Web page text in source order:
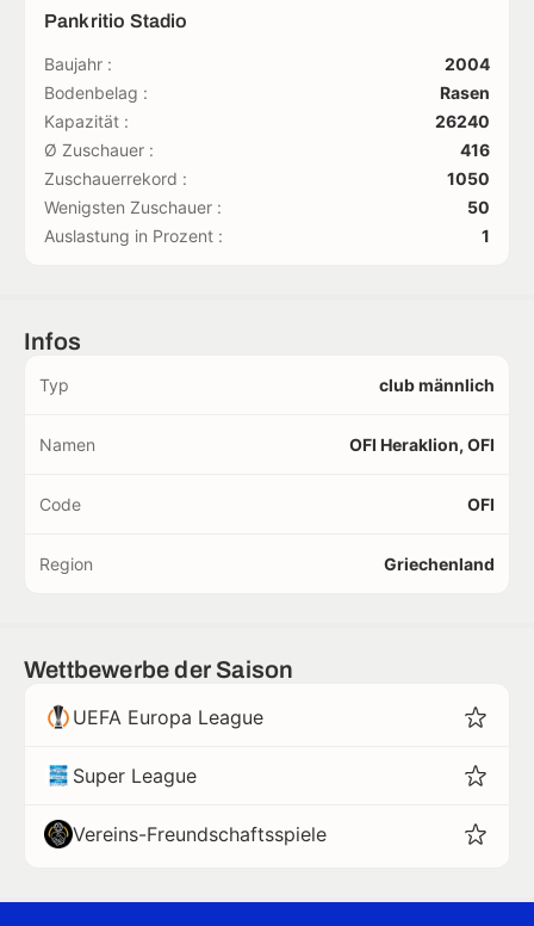
Pankritio Stadio
Baujahr :
2004
Bodenbelag :
Rasen
Kapazität :
26240
Ø Zuschauer :
416
Zuschauerrekord :
1050
Wenigsten Zuschauer :
50
Auslastung in Prozent :
1
Infos
Typ club männlich
Namen OFI Heraklion, OFI
Code OFI
Region Griechenland
Wettbewerbe der Saison
UEFA Europa League
Super League
Vereins-Freundschaftsspiele